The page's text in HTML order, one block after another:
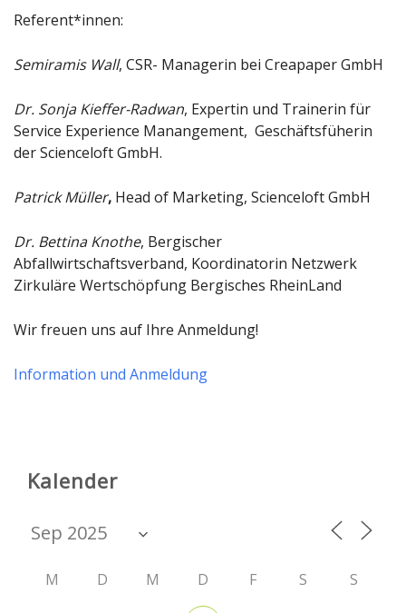
Referent*innen:
Semiramis Wall, CSR- Managerin bei Creapaper GmbH
Dr. Sonja Kieffer-Radwan, Expertin und Trainerin für
Service Experience Manangement, Geschäftsfüherin
der Scienceloft GmbH.
Patrick Müller, Head of Marketing, Scienceloft GmbH
Dr. Bettina Knothe, Bergischer
Abfallwirtschaftsverband, Koordinatorin Netzwerk
Zirkuläre Wertschöpfung Bergisches RheinLand
Wir freuen uns auf Ihre Anmeldung!
Information und Anmeldung
Kalender
M D M D F S S